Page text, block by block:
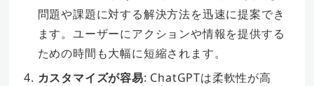
問題や課題に対する解決方法を迅速に提案でき
ます。ユーザーにアクションや情報を提供する
ための時間も大幅に短縮されます。
カスタマイズが容易: ChatGPTは柔軟性が高